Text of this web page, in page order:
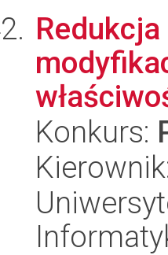
Redukcja
Konkurs: